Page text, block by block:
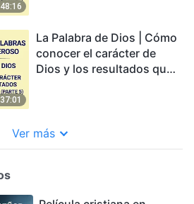
48:16
37:01
La Palabra de Dios | Cómo
conocer el carácter de
Dios y los resultados que
Ver más